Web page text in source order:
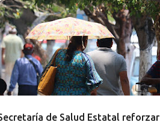
de Salud Estatal reforzar
SALUD